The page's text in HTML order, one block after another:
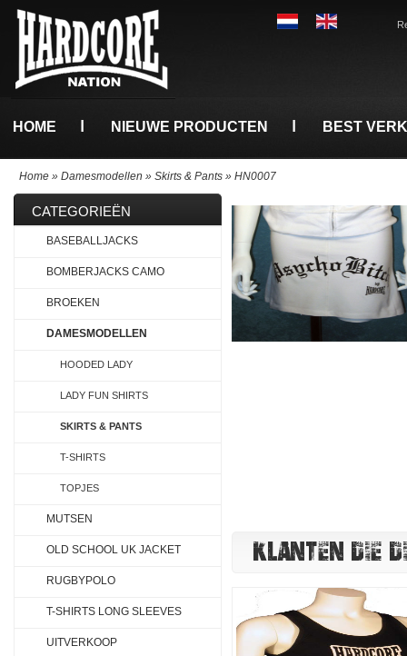
HOME NIEUWE PRODUCTEN BEST
Home » Damesmodellen » Skirts & Pants » HN0007
KLANTEN DIE
CATEGORIEËN
BASEBALLJACKS
BOMBERJACKS CAMO
BROEKEN
DAMESMODELLEN
HOODED LADY
LADY FUN SHIRTS
SKIRTS & PANTS
T-SHIRTS
TOPJES
MUTSEN
OLD SCHOOL UK JACKET
RUGBYPOLO
T-SHIRTS LONG SLEEVES
UITVERKOOP